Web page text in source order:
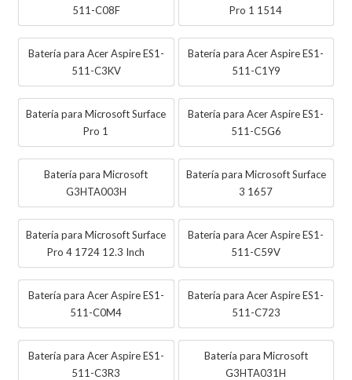
511-C08F
Pro 1 1514
Batería para Acer Aspire ES1-
511-C3KV
Batería para Acer Aspire ES1-
511-C1Y9
Batería para Microsoft Surface
Pro 1
Batería para Acer Aspire ES1-
511-C5G6
Batería para Microsoft
G3HTA003H
Batería para Microsoft Surface
3 1657
Batería para Microsoft Surface
Pro 4 1724 12.3 Inch
Batería para Acer Aspire ES1-
511-C59V
Batería para Acer Aspire ES1-
511-C0M4
Batería para Acer Aspire ES1-
511-C723
Batería para Acer Aspire ES1-
511-C3R3
Batería para Microsoft
G3HTA031H